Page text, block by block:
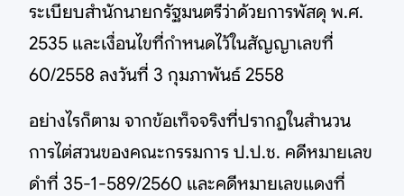
ระเบียบสำนักนายกรัฐมนตรีว่าด้วยการพัสดุ พ.ศ.
2535 และเงื่อนไขที่กำหนดไว้ในสัญญาเลขที่
60/2558 ลงวันที่ 3 กุมภาพันธ์ 2558
อย่างไรก็ตาม จากข้อเท็จจริงที่ปรากฏในสำนวน
การไต่สวนของคณะกรรมการ ป.ป.ช. คดีหมายเลข
ดำที่ 35-1-589/2560 และคดีหมายเลขแดงที่